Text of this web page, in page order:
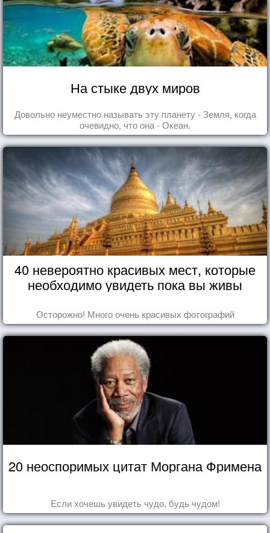
На стыке двух миров
Довольно неуместно называть эту планету - Земля, когда
очевидно, что она - Океан.
40 невероятно красивых мест, которые
необходимо увидеть пока вы живы
Осторожно! Много очень красивых фотографий
20 неоспоримых цитат Моргана Фримена
Если хочешь увидеть чудо, будь чудом!